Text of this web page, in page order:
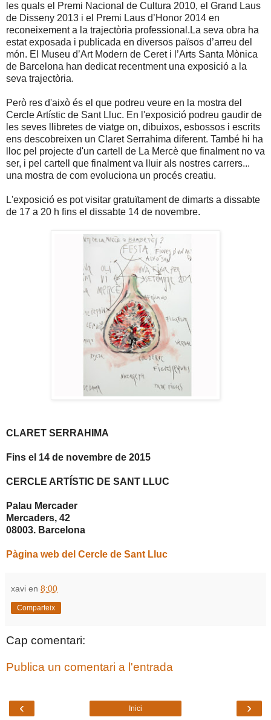
les quals el Premi Nacional de Cultura 2010, el Grand Laus
de Disseny 2013 i el Premi Laus d’Honor 2014 en
reconeixement a la trajectòria professional.La seva obra ha
estat exposada i publicada en diversos països d’arreu del
món. El Museu d’Art Modern de Ceret i l’Arts Santa Mònica
de Barcelona han dedicat recentment una exposició a la
seva trajectòria.
Però res d'això és el que podreu veure en la mostra del
Cercle Artístic de Sant Lluc. En l'exposició podreu gaudir de
les seves llibretes de viatge on, dibuixos, esbossos i escrits
ens descobreixen un Claret Serrahima diferent. També hi ha
lloc pel projecte d'un cartell de La Mercè que finalment no va
ser, i pel cartell que finalment va lluir als nostres carrers...
una mostra de com evoluciona un procés creatiu.
L'exposició es pot visitar gratuïtament de dimarts a dissabte
de 17 a 20 h fins el dissabte 14 de novembre.
CLARET SERRAHIMA
Fins el 14 de novembre de 2015
CERCLE ARTÍSTIC DE SANT LLUC
Palau Mercader
Mercaders, 42
08003. Barcelona
Pàgina web del Cercle de Sant Lluc
xavi en 8:00
Comparteix
Cap comentari:
Publica un comentari a l'entrada
‹ ›
Inici